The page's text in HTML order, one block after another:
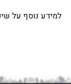
למידע נוסף על שיש